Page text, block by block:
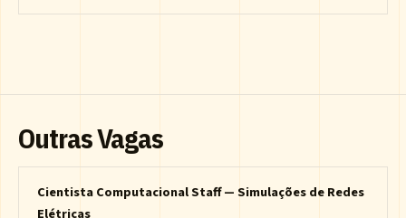
Outras Vagas
Cientista Computacional Staff — Simulações de Redes